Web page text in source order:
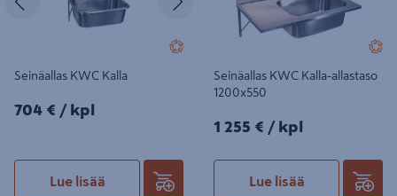
Seinäallas KWC Kalla
704€/kpl
704 € / kpl
Lue lisää
Seinäallas KWC Kalla-allastaso
1200x550
1255€/kpl
1 255 € / kpl
Lue lisää